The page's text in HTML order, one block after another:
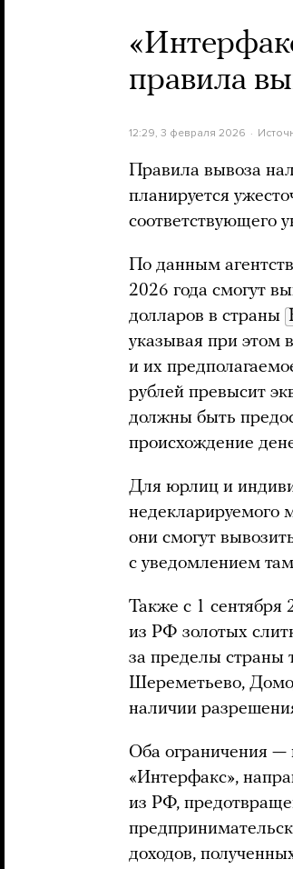
правила
12:29, 3 февраля 2026
Правила вывоза
планируется
соответствующего
По данным
2026 года смогут
долларов в страны
указывая при этом
и их
рублей превысит
должны быть
происхождение
Для юрлиц и
недекларируемого
они смогут
с уведомлением
Также с 1 сентября
из РФ золотых
за пределы страны
Шереметьево,
наличии
Оба ограничения —
«Интерфакс»,
из РФ,
доходов,